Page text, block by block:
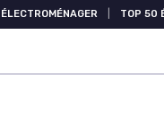
TOP 50